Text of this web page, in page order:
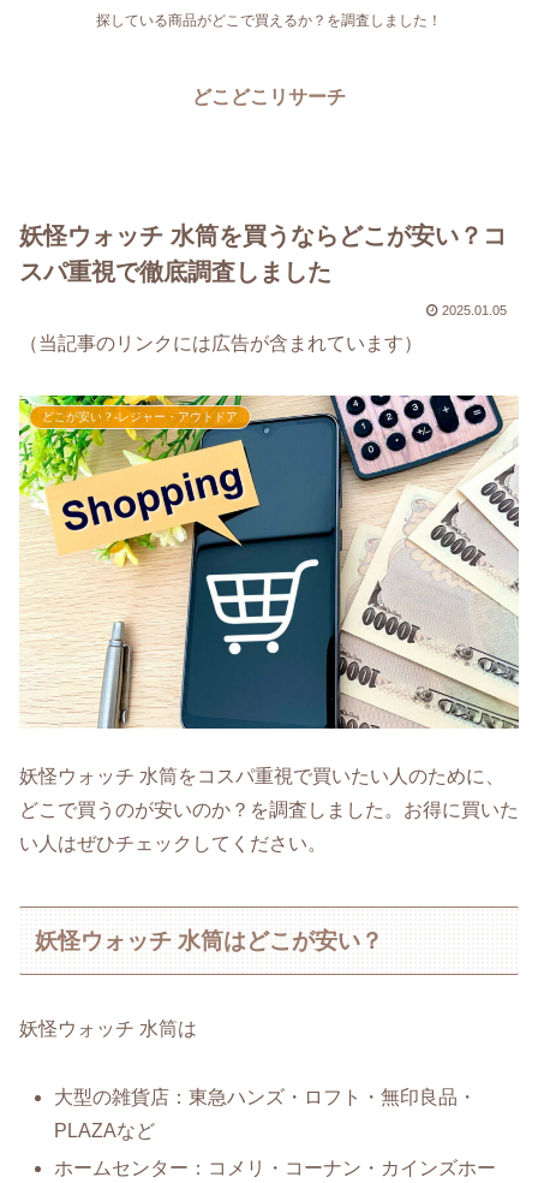
探している商品がどこで買えるか？を調査しました！
どこどこリサーチ
妖怪ウォッチ 水筒を買うならどこが安い？コ
スパ重視で徹底調査しました
2025.01.05
（当記事のリンクには広告が含まれています）
どこが安い？-レジャー・アウトドア
妖怪ウォッチ 水筒をコスパ重視で買いたい人のために、
どこで買うのが安いのか？を調査しました。お得に買いた
い人はぜひチェックしてください。
妖怪ウォッチ 水筒はどこが安い？
妖怪ウォッチ 水筒は
大型の雑貨店：東急ハンズ・ロフト・無印良品・
PLAZAなど
ホームセンター：コメリ・コーナン・カインズホー